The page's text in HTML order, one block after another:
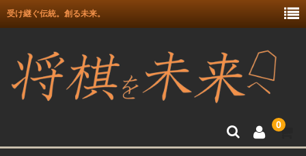
受け継ぐ伝統。創る未来。
0